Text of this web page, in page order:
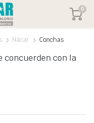
0
Nácar Conchas
concuerden con la